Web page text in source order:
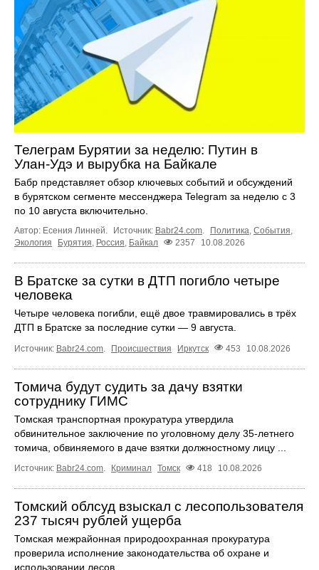
Телеграм Бурятии за неделю: Путин в
Улан‑Удэ и вырубка на Байкале
Бабр представляет обзор ключевых событий и обсуждений
в бурятском сегменте мессенджера Telegram за неделю с 3
по 10 августа включительно.
Автор: Есения Линней. Источник: Babr24.com. Политика, События,
Экология
Бурятия, Россия, Байкал 2357 10.08.2026
В Братске за сутки в ДТП погибло четыре
человека
Четыре человека погибли, ещё двое травмировались в трёх
ДТП в Братске за последние сутки — 9 августа.
Источник: Babr24.com Происшествия Иркутск 453 10.08.2026
Томича будут судить за дачу взятки
сотруднику ГИМС
Томская транспортная прокуратура утвердила
обвинительное заключение по уголовному делу 35-летнего
томича, обвиняемого в даче взятки должностному лицу ...
Источник: Babr24.com Криминал Томск 418 10.08.2026
Томский облсуд взыскал с лесопользователя
237 тысяч рублей ущерба
Томская межрайонная природоохранная прокуратура
проверила исполнение законодательства об охране и
использовании лесов.